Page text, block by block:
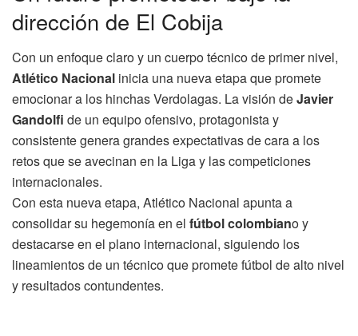
dirección de El Cobija
Con un enfoque claro y un cuerpo técnico de primer nivel,
Atlético Nacional inicia una nueva etapa que promete
emocionar a los hinchas Verdolagas. La visión deJavier
Gandolfi de un equipo ofensivo, protagonista y
consistente genera grandes expectativas de cara a los
retos que se avecinan en la Liga y las competiciones
internacionales.
Con esta nueva etapa, Atlético Nacional apunta a
consolidar su hegemonía en el fútbol colombiano y
destacarse en el plano internacional, siguiendo los
lineamientos de un técnico que promete fútbol de alto nivel
y resultados contundentes.